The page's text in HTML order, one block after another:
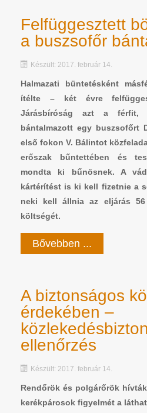
Felfüggesztett
a buszsofőr
Készült: 2017. február 14.
Halmazati büntetésként
ítélte – két évre
Járásbíróság azt a férfit,
bántalmazott egy buszsofőrt
első fokon V. Bálintot
erőszak bűntettében és
mondta ki bűnösnek. A
kártérítést is ki kell fizetnie a
neki kell állnia az eljárás
költségét.
Bővebben ...
A biztonságos
érdekében –
ellenőrzés
Készült: 2017. február 14.
Rendőrök és polgárőrök
kerékpárosok figyelmét a